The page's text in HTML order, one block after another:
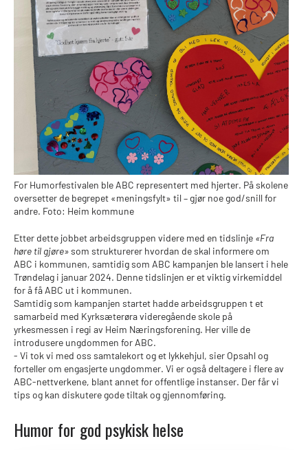
For Humorfestivalen ble ABC representert med hjerter. På skolene
oversetter de begrepet «meningsfylt» til – gjør noe god/snill for
andre. Foto: Heim kommune
Etter dette jobbet arbeidsgruppen videre med en tidslinje «Fra
høre til gjøre»som strukturerer hvordan de skal informere om
ABC i kommunen, samtidig som ABC kampanjen ble lansert i hele
Trøndelag i januar 2024. Denne tidslinjen er et viktig virkemiddel
for å få ABC ut i kommunen.
Samtidig som kampanjen startet hadde arbeidsgruppen t et
samarbeid med Kyrksæterøra videregående skole på
yrkesmessen i regi av Heim Næringsforening. Her ville de
introdusere ungdommen for ABC.
- Vi tok vi med oss samtalekort og et lykkehjul, sier Opsahl og
forteller om engasjerte ungdommer. Vi er også deltagere i flere av
ABC-nettverkene, blant annet for offentlige instanser. Der får vi
tips og kan diskutere gode tiltak og gjennomføring.
Humor for god psykisk helse